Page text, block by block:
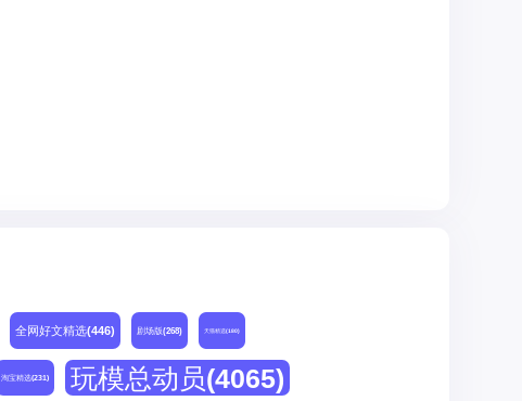
全网好文精选(446) 剧场版(268) 天猫精选(180)
淘宝精选(231) 玩模总动员(4065)